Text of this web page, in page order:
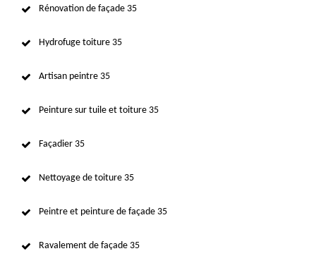
Rénovation de façade 35
Hydrofuge toiture 35
Artisan peintre 35
Peinture sur tuile et toiture 35
Façadier 35
Nettoyage de toiture 35
Peintre et peinture de façade 35
Ravalement de façade 35